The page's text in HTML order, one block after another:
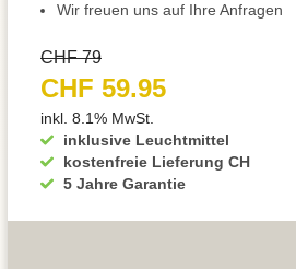
Wir freuen uns auf Ihre Anfragen
inklusive Leuchtmittel
kostenfreie Lieferung CH
5 Jahre Garantie
CHF 79
CHF 59.95
inkl. 8.1% MwSt.